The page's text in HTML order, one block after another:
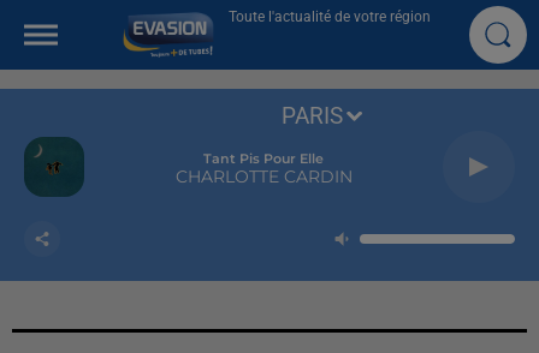
Toute l'actualité de votre région
Tant Pis Pour Elle
CHARLOTTE CARDIN
PARIS